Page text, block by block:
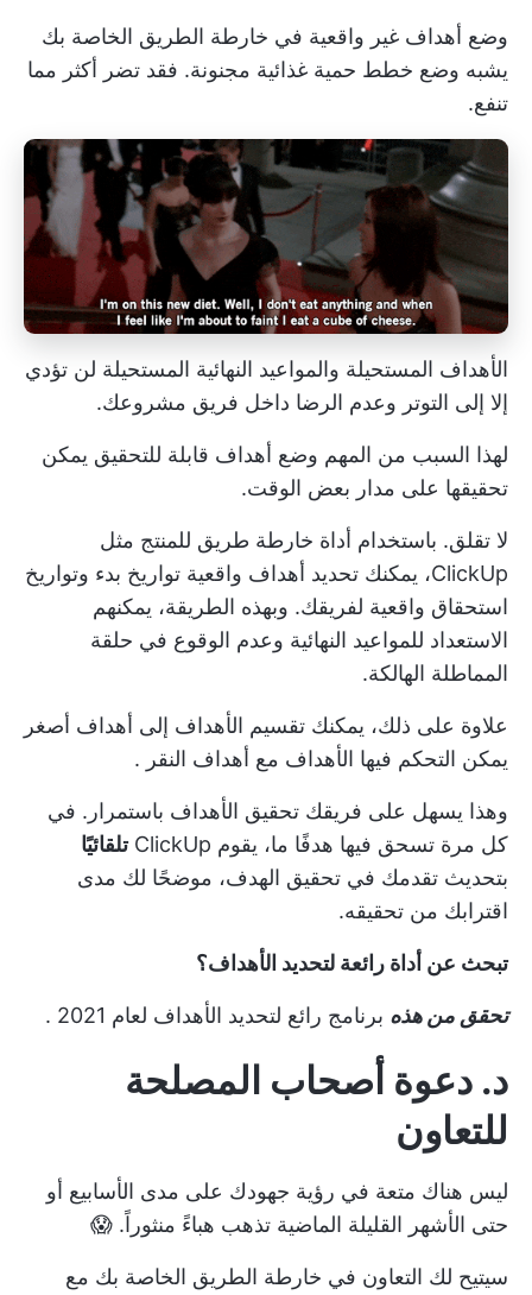
وضع أهداف غير واقعية في خارطة الطريق الخاصة بك
يشبه وضع خطط حمية غذائية مجنونة. فقد تضر أكثر مما
تنفع.
الأهداف المستحيلة والمواعيد النهائية المستحيلة لن تؤدي
إلا إلى التوتر وعدم الرضا داخل فريق مشروعك.
لهذا السبب من المهم وضع أهداف قابلة للتحقيق يمكن
تحقيقها على مدار بعض الوقت.
لا تقلق. باستخدام أداة خارطة طريق للمنتج مثل
ClickUp، يمكنك تحديد أهداف واقعية
تواريخ بدء وتواريخ
استحقاق واقعية لفريقك. وبهذه الطريقة، يمكنهم
الاستعداد للمواعيد النهائية وعدم الوقوع في حلقة
المماطلة الهالكة.
علاوة على ذلك، يمكنك تقسيم الأهداف إلى أهداف أصغر
يمكن التحكم فيها الأهداف مع أهداف النقر .
وهذا يسهل على فريقك تحقيق الأهداف باستمرار. في
كل مرة تسحق فيها هدفًا ما، يقوم ClickUp
تلقائيًا
بتحديث تقدمك في تحقيق الهدف، موضحًا لك مدى
اقترابك من تحقيقه.
تبحث عن أداة رائعة لتحديد الأهداف؟
تحقق من هذه برنامج رائع لتحديد الأهداف لعام 2021 .
د. دعوة أصحاب المصلحة
للتعاون
ليس هناك متعة في رؤية جهودك على مدى الأسابيع أو
حتى الأشهر القليلة الماضية تذهب هباءً منثوراً. 😱
سيتيح لك التعاون في خارطة الطريق الخاصة بك مع